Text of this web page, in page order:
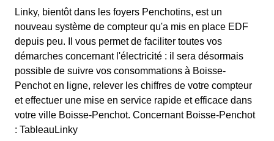
Linky, bientôt dans les foyers Penchotins, est un
nouveau système de compteur qu'a mis en place EDF
depuis peu. Il vous permet de faciliter toutes vos
démarches concernant l'électricité : il sera désormais
possible de suivre vos consommations à Boisse-
Penchot en ligne, relever les chiffres de votre compteur
et effectuer une mise en service rapide et efficace dans
votre ville Boisse-Penchot. Concernant Boisse-Penchot
: TableauLinky